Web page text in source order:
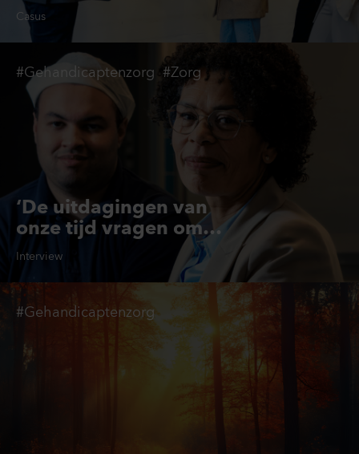
Casus
‘De uitdagingen van
onze tijd vragen om
bruggenbouwers’
Interview
#Gehandicaptenzorg #Zorg
#Gehandicaptenzorg